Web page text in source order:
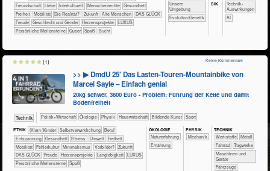
​​​​​​​​​​​​Freundschaft
​​​​​​​​​​​​Liebe ​​​​​​​​Interkulturell ​​​​​​​Menschenrechte
​​​​​​Gesundheit
​​​Freiheit
​​​Mobilität ​Die Realität? ​Zukunft Alte Menschen
DAS GLÜCK
Freude
Geschlecht und Gender Herzensprojekte
LUXUS
Persönliche Meilensteine
Queer Spaß Sucht
​​​​​​​​​​​​​Unsere
Umgebung
Evolution/Genetik
SIK
​​​​​​Technik-
Auswirkungen
​​AI
>> ▶ DmdU 25′ Das Lasten-Touren-Mountainbike von
Marcel Sayle – Einfach genial
20kg schwer, 3600 Euro - Problem: Führung der Kette und damit
Bodenfreiheit
​Technik ​​​​​​​​​Politik+​Wirtschaft ​​​​​​​​Ökologie ​​​​​​​Physik ​Haus­wirtschaft Bildende Kunst Sport
ETHIK (Klein-)Kinder ​​​​​​​​​​​​​​​​​​​​​​​​​​​​​​​​​​​​​​​​Selbst­verwirklichung
​​​​​​​​​​​​​​​Beruf
​​​​​​​​​​​​​Entspannung
​​​​​​Gesundheit ​​​​​Fitness ​​​​​Umwelt
​​​Freiheit
​​​Mobilität
​​Fehlerkultur ​​Minimalismus ​​Vorbilder?
​Zukunft
DAS GLÜCK
Freude Herzensprojekte Langlebigkeit
LUXUS
Persönliche Meilensteine
Spaß
ÖKO​LOGIE
​​​​​​​​​​​​​Naturerfahrung
​​​​Ernährung
PHY​SIK
​​​Mechanik
TECH​NIK
​​​​​​​​​Werkstoffe
​​​​​​​​Metall
​​​​​​​Fahrrad
​​​​​Tragwerke
​​​​Maschinen und
Geräte
​Fahrzeuge
Keine Kommentare
(1)